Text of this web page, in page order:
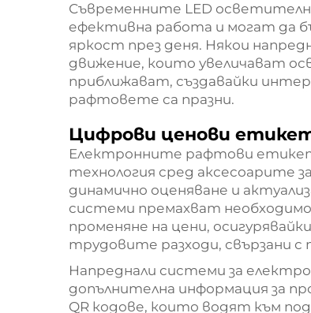
Съвременните LED
ефективна работа и могат да
яркост през деня. Някои
движение, които увеличават
приближават, създавайки
рафтовете са празни.
Цифрови ценови
Електронните рафтови
технология сред аксесоарите
динамично оценяване и
системи премахват
променяне на цени,
трудовите разходи, свързани
Напреднали системи за
допълнителна информация за
QR кодове, които водят към